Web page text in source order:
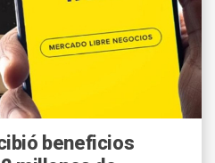
beneficios